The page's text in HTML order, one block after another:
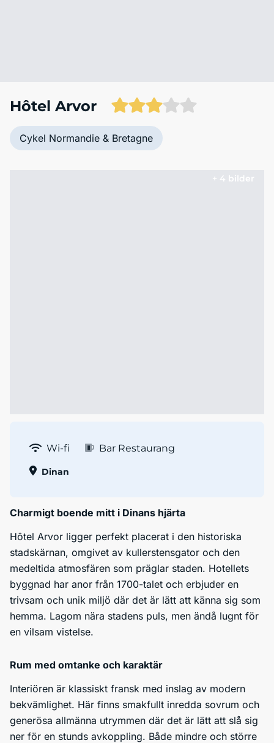
Hôtel Arvor
Cykel Normandie & Bretagne
+ 4 bilder
Wi-fi Bar Restaurang
Dinan
Charmigt boende mitt i Dinans hjärta
Hôtel Arvor ligger perfekt placerat i den historiska
stadskärnan, omgivet av kullerstensgator och den
medeltida atmosfären som präglar staden. Hotellets
byggnad har anor från 1700-talet och erbjuder en
trivsam och unik miljö där det är lätt att känna sig som
hemma. Lagom nära stadens puls, men ändå lugnt för
en vilsam vistelse.
Rum med omtanke och karaktär
Interiören är klassiskt fransk med inslag av modern
bekvämlighet. Här finns smakfullt inredda sovrum och
generösa allmänna utrymmen där det är lätt att slå sig
ner för en stunds avkoppling. Både mindre och större